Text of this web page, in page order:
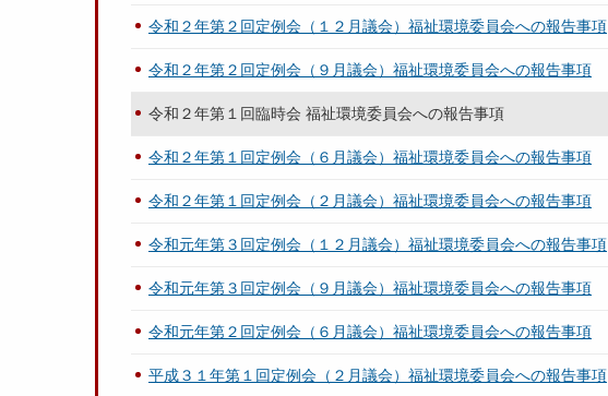
令和２年第２回定例会（１２月議会）福祉環境委員会への報告事項
令和２年第２回定例会（９月議会）福祉環境委員会への報告事項
令和２年第１回臨時会 福祉環境委員会への報告事項
令和２年第１回定例会（６月議会）福祉環境委員会への報告事項
令和２年第１回定例会（２月議会）福祉環境委員会への報告事項
令和元年第３回定例会（１２月議会）福祉環境委員会への報告事項
令和元年第３回定例会（９月議会）福祉環境委員会への報告事項
令和元年第２回定例会（６月議会）福祉環境委員会への報告事項
平成３１年第１回定例会（２月議会）福祉環境委員会への報告事項